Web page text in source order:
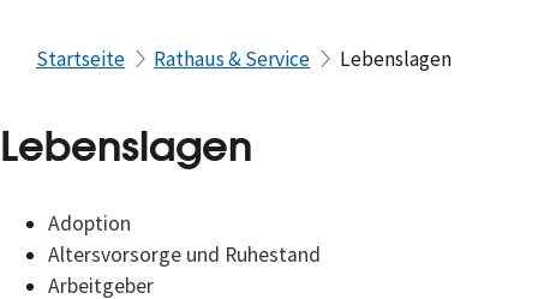
Startseite Rathaus & Service Lebenslagen
Lebenslagen
Adoption
Altersvorsorge und Ruhestand
Arbeitgeber